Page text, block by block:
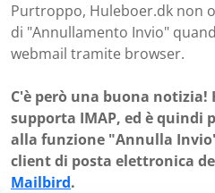
Purtroppo, Huleboer.dk non
di "Annullamento Invio"
webmail tramite browser.
C'è però una buona notizia!
supporta IMAP, ed è quindi
alla funzione "Annulla
client di posta elettronica
Mailbird.